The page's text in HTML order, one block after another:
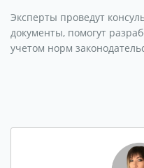
Эксперты проведут
документы, помогут
учетом норм